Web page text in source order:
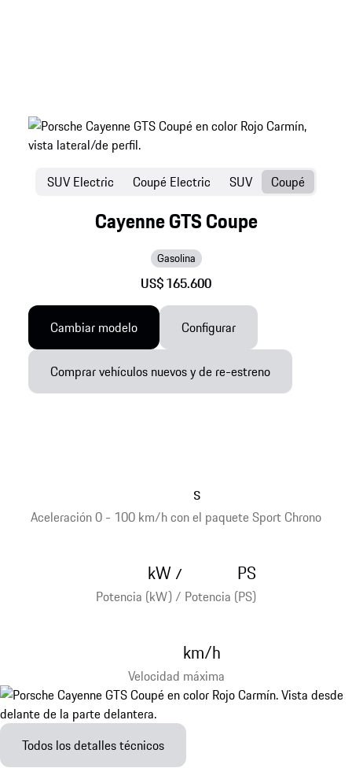
Cayenne GTS Coupe
Gasolina
US$ 165.600
SUV Electric Coupé Electric SUV Coupé
Cambiar modelo Configurar
Comprar vehículos nuevos y de re-estreno
Aceleración 0 - 100 km/h con el paquete Sport Chrono
s
Potencia (kW) / Potencia (PS)
kW/ PS
Velocidad máxima
km/h
Todos los detalles técnicos